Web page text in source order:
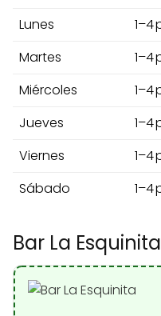
Lunes
1–4
Martes
1–4
Miércoles
1–4
Jueves
1–4
Viernes
1–4
Sábado
1–4
Bar La Esquinita